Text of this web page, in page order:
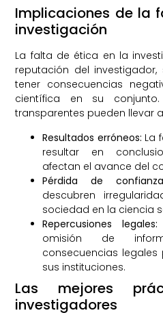
Implicaciones de la
investigación
La falta de ética en la
reputación del
tener consecuencias
científica en su
transparentes pueden llevar
Resultados erróneos: La
resultar en
afectan el avance del
Pérdida de
descubren
sociedad en la ciencia
Repercusiones legales:
omisión de
consecuencias
sus instituciones.
Las mejores
investigadores